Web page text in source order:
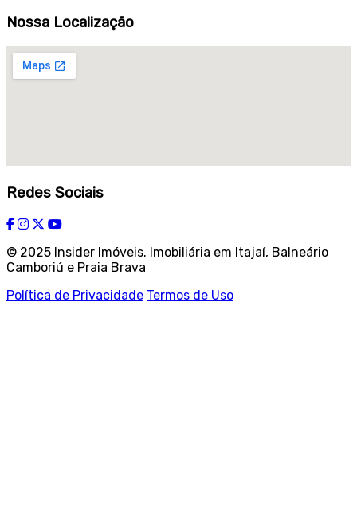
Nossa Localização
Redes Sociais
© 2025 Insider Imóveis. Imobiliária em Itajaí, Balneário
Camboriú e Praia Brava
Política de Privacidade Termos de Uso